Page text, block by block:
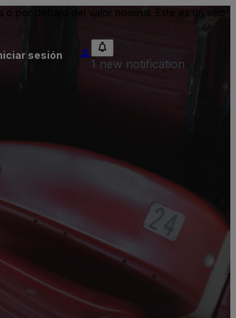
por debajo del valor nominal. Este es un sitio
sesión
1 new notification